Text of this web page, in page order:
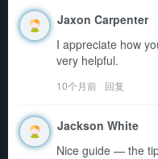
Jaxon Carpenter
I appreciate how
very helpful.
10个月前 回复
Jackson White
Nice guide — the